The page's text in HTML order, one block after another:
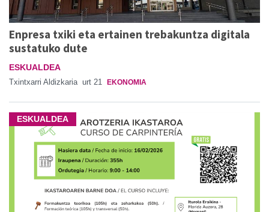
Enpresa txiki eta ertainen trebakuntza digitala
sustatuko dute
ESKUALDEA
Txintxarri Aldizkaria urt 21 EKONOMIA
ESKUALDEA